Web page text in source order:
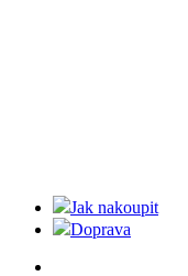
Jak nakoupit
Doprava